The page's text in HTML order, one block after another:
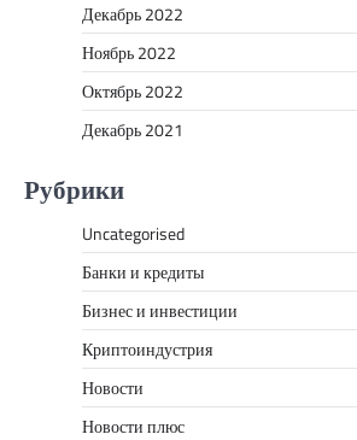
Декабрь 2022
Ноябрь 2022
Октябрь 2022
Декабрь 2021
Рубрики
Uncategorised
Банки и кредиты
Бизнес и инвестиции
Криптоиндустрия
Новости
Новости плюс